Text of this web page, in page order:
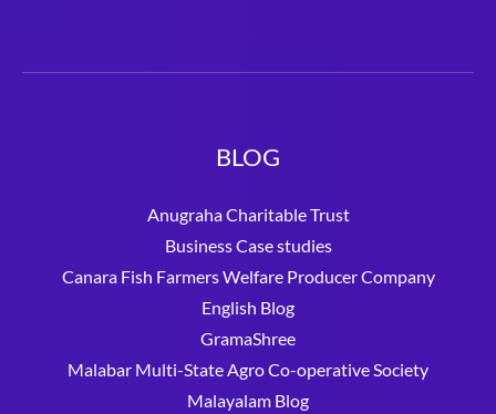
BLOG
Anugraha Charitable Trust
Business Case studies
Canara Fish Farmers Welfare Producer Company
English Blog
GramaShree
Malabar Multi-State Agro Co-operative Society
Malayalam Blog